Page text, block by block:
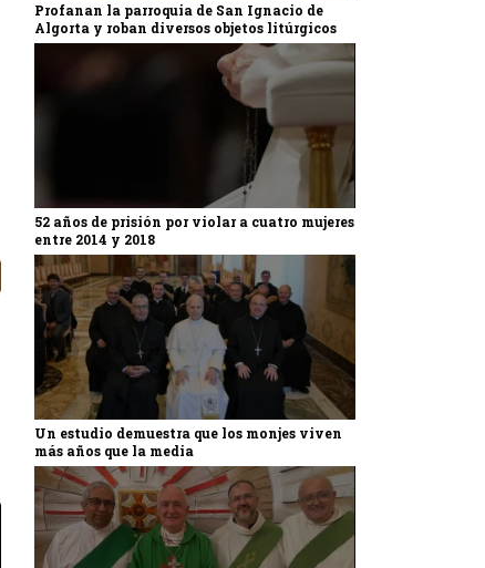
Profanan la parroquia de San Ignacio de
Algorta y roban diversos objetos litúrgicos
52 años de prisión por violar a cuatro mujeres
entre 2014 y 2018
Un estudio demuestra que los monjes viven
más años que la media